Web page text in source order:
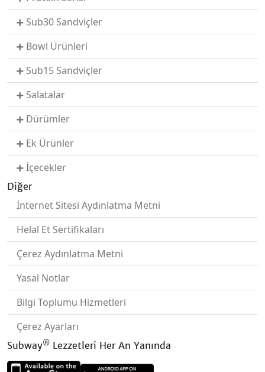
Sub30 Sandviçler
Bowl Ürünleri
Sub15 Sandviçler
Salatalar
Dürümler
Ek Ürünler
İçecekler
Diğer
İnternet Sitesi Aydınlatma Metni
Helal Et Sertifikaları
Çerez Aydınlatma Metni
Yasal Notlar
Bilgi Toplumu Hizmetleri
Çerez Ayarları
Subway® Lezzetleri Her An Yanında